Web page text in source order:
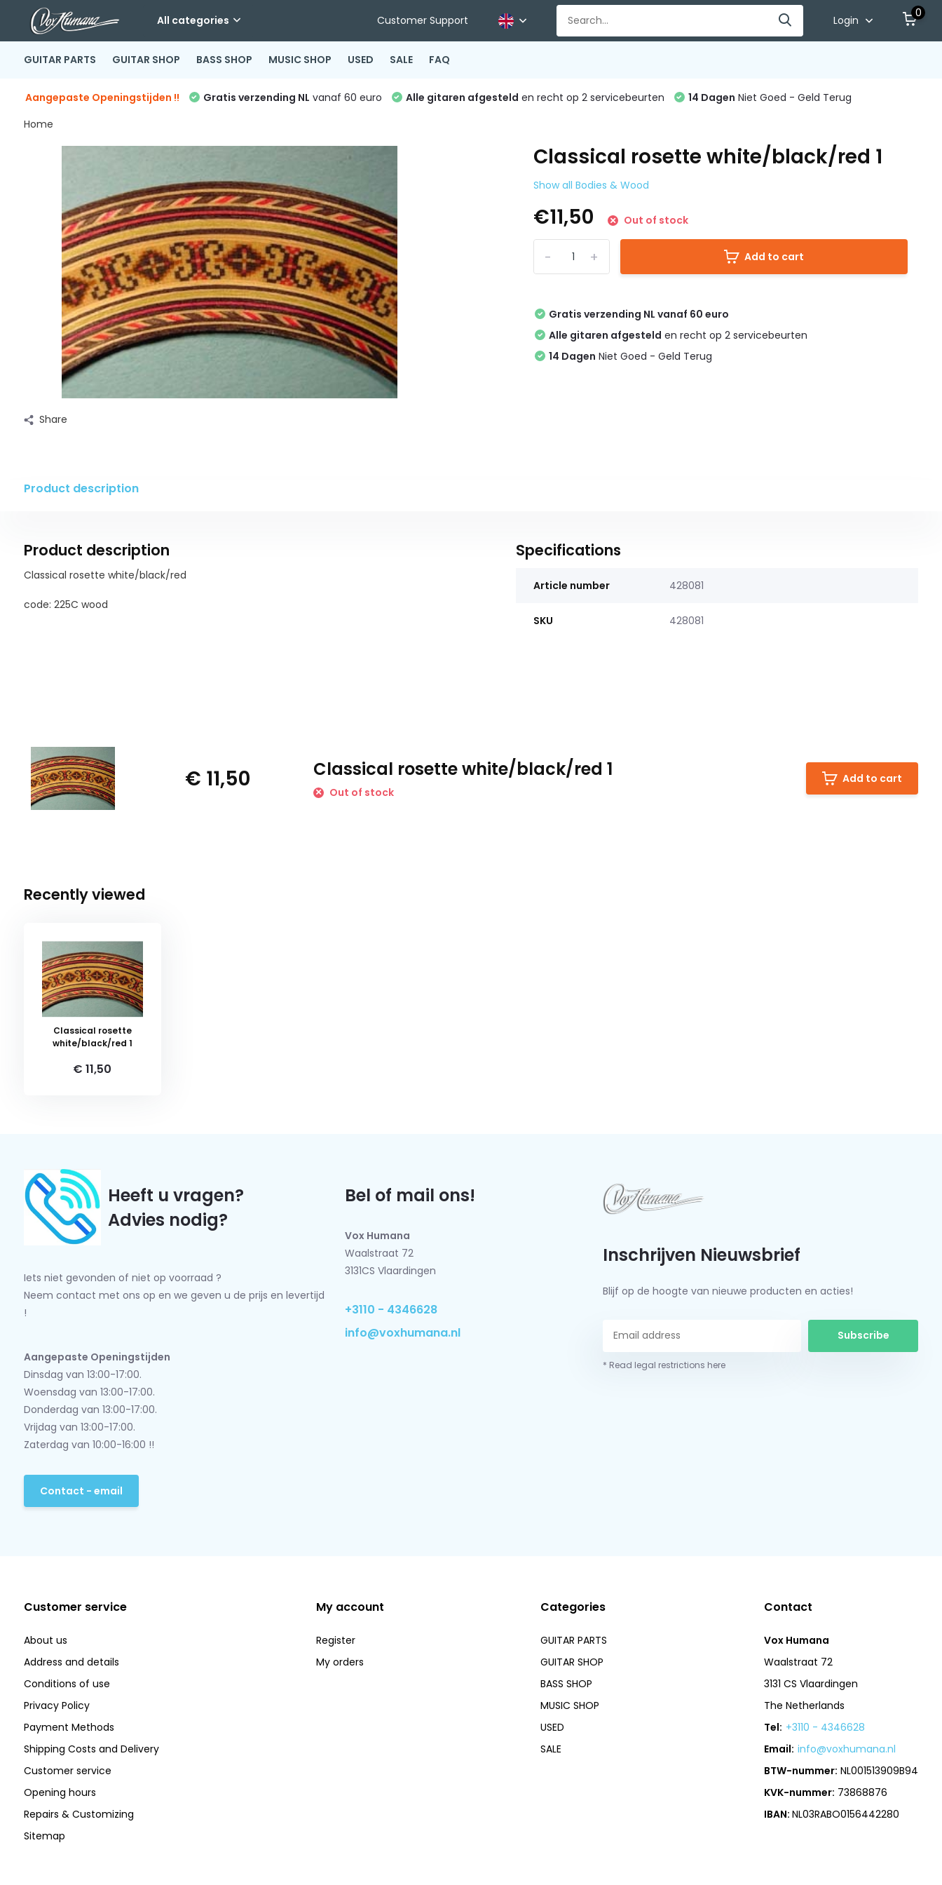
All categories Customer Support Login
0
GUITAR PARTS GUITAR SHOP BASS SHOP MUSIC SHOP USED SALE FAQ
Aangepaste Openingstijden !! Gratis verzending NL vanaf 60 euro Alle gitaren afgesteld en recht op 2 servicebeurten 14 Dagen Niet Goed - Geld Terug
Home
Share
Classical rosette white/black/red 1
Show all Bodies & Wood
€11,50 Out of stock
+
- Add to cart
Gratis verzending NL vanaf 60 euro
Alle gitaren afgesteld en recht op 2 servicebeurten
14 Dagen Niet Goed - Geld Terug
Product description
Product description
Classical rosette white/black/red
code: 225C wood
Specifications
Article number 428081
SKU 428081
€ 11,50 Classical rosette white/black/red 1
Out of stock
Add to cart
Recently viewed
Classical rosette
white/black/red 1
€ 11,50
Heeft u vragen?
Advies nodig?
Iets niet gevonden of niet op voorraad ?
Neem contact met ons op en we geven u de prijs en levertijd
!
Aangepaste Openingstijden
Dinsdag van 13:00-17:00.
Woensdag van 13:00-17:00.
Donderdag van 13:00-17:00.
Vrijdag van 13:00-17:00.
Zaterdag van 10:00-16:00 !!
Contact - email
Bel of mail ons!
Vox Humana
Waalstraat 72
3131CS Vlaardingen
+3110 - 4346628
info@voxhumana.nl
Inschrijven Nieuwsbrief
Blijf op de hoogte van nieuwe producten en acties!
Subscribe
* Read legal restrictions here
Customer service
About us
Address and details
Conditions of use
Privacy Policy
Payment Methods
Shipping Costs and Delivery
Customer service
Opening hours
Repairs & Customizing
Sitemap
My account
Register
My orders
Categories
GUITAR PARTS
GUITAR SHOP
BASS SHOP
MUSIC SHOP
USED
SALE
Contact
Vox Humana
Waalstraat 72
3131 CS Vlaardingen
The Netherlands
Tel: +3110 - 4346628
Email: info@voxhumana.nl
BTW-nummer: NL001513909B94
KVK-nummer: 73868876
IBAN:NL03RABO0156442280